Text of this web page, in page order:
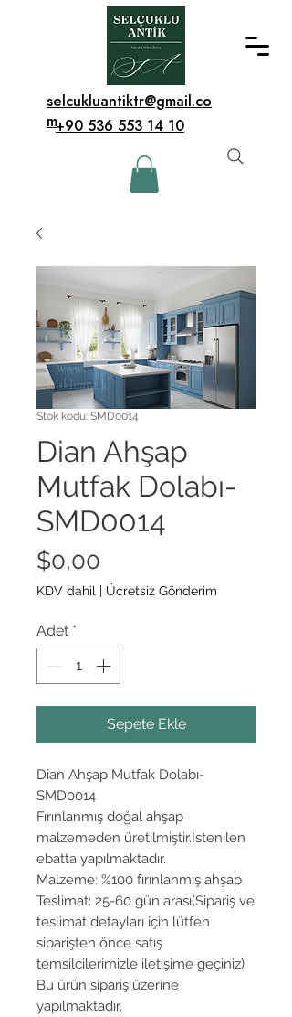
+90 536 553 14 10
selcukluantiktr@gmail.co
m
Stok kodu: SMD0014
Dian Ahşap
Mutfak Dolabı-
SMD0014
$0,00
KDV dahil | Ücretsiz Gönderim
Adet *
Sepete Ekle
Dian Ahşap Mutfak Dolabı-
SMD0014
Fırınlanmış doğal ahşap
malzemeden üretilmiştir.İstenilen
ebatta yapılmaktadır.
Malzeme: %100 fırınlanmış ahşap
Teslimat: 25-60 gün arası(Sipariş ve
teslimat detayları için lütfen
siparişten önce satış
temsilcilerimizle iletişime geçiniz)
Bu ürün sipariş üzerine
yapılmaktadır.